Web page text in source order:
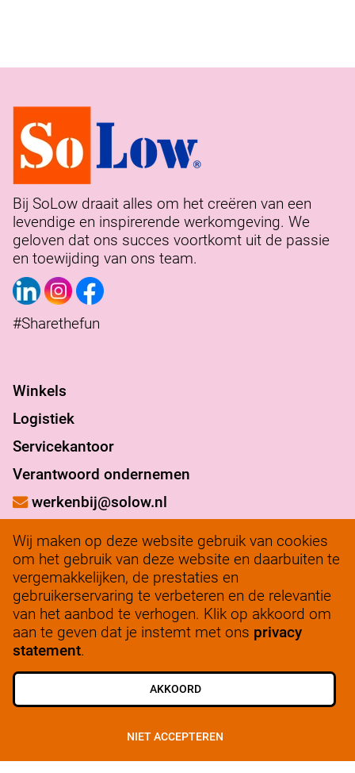
Bij SoLow draait alles om het creëren van een
levendige en inspirerende werkomgeving. We
geloven dat ons succes voortkomt uit de passie
en toewijding van ons team.
#Sharethefun
Winkels
Logistiek
Servicekantoor
Verantwoord ondernemen
werkenbij@solow.nl
Bedrijfsleidersportaal
ALLE VACATURES SCHRIJF JE IN
Wij maken op deze website gebruik van cookies
om het gebruik van deze website en daarbuiten te
vergemakkelijken, de prestaties en
gebruikerservaring te verbeteren en de relevantie
van het aanbod te verhogen. Klik op akkoord om
aan te geven dat je instemt met ons privacy
statement.
AKKOORD
NIET ACCEPTEREN